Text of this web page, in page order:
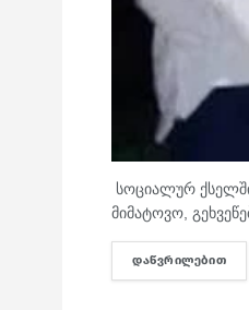
სოციალურ
მიმატოვო,
ᲓᲐᲬᲕᲠᲘᲚᲔᲑᲘᲗ